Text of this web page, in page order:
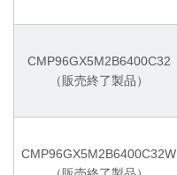
CMP96GX5M2B6400C32
（販売終了製品）
CMP96GX5M2B6400C32W